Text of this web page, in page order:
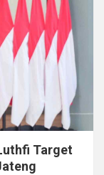
Target